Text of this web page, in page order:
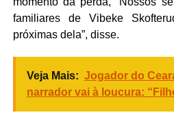
familiares de Vibeke
próximas dela”, disse.
Veja Mais: Jogador do
narrador vai à loucura: